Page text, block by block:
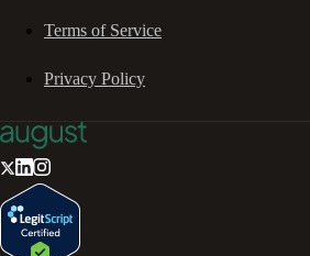
Terms of Service
Privacy Policy